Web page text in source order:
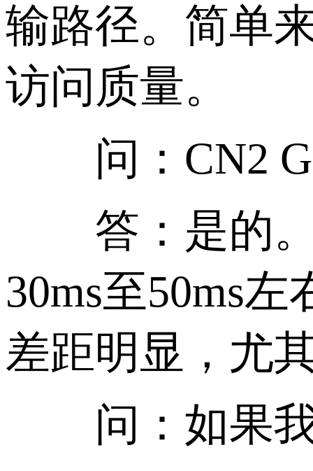
输路径。简单
访问质量。
问：CN2
答：是的。
30ms至50ms
差距明显，尤
问：如果我